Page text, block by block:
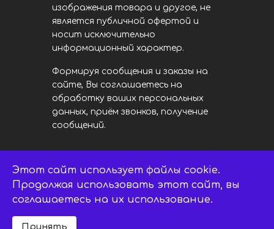
изображения товара и другое, не
является публичной офертой и
носит исключительно
информационный характер.
Формируя сообщения и заказы на
сайте, Вы соглашаетесь на
обработку ваших персональных
данных, приём звонков, получение
сообщений.
LED центр. © 2014 - 2026
ledsaratov.ru. Все права защищены.
Этот сайт использует файлы cookie.
Продолжая использовать этот сайт, вы
соглашаетесь на их использование.
Принять